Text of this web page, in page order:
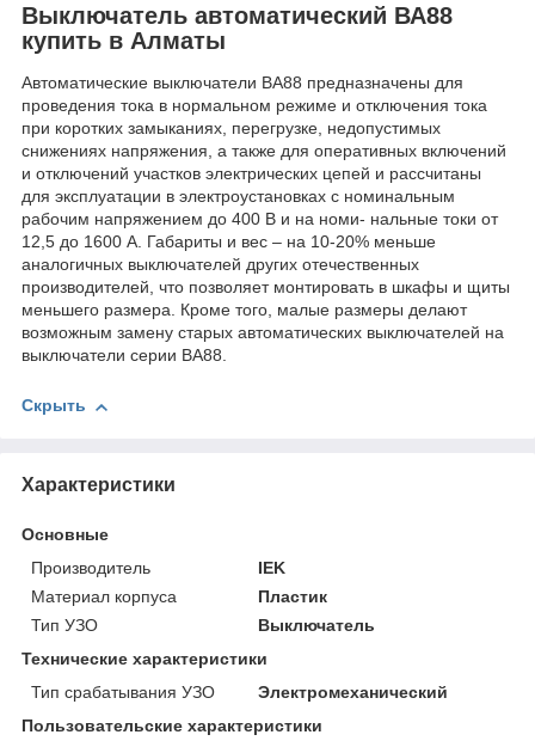
Выключатель автоматический ВА88
купить в Алматы
Автоматические выключатели ВА88 предназначены для
проведения тока в нормальном режиме и отключения тока
при коротких замыканиях, перегрузке, недопустимых
снижениях напряжения, а также для оперативных включений
и отключений участков электрических цепей и рассчитаны
для эксплуатации в электроустановках с номинальным
рабочим напряжением до 400 В и на номи- нальные токи от
12,5 до 1600 А. Габариты и вес – на 10-20% меньше
аналогичных выключателей других отечественных
производителей, что позволяет монтировать в шкафы и щиты
меньшего размера. Кроме того, малые размеры делают
возможным замену старых автоматических выключателей на
выключатели серии ВА88.
Скрыть
Характеристики
Основные
Производитель
IEK
Материал корпуса
Пластик
Тип УЗО
Выключатель
Технические характеристики
Тип срабатывания УЗО
Электромеханический
Пользовательские характеристики